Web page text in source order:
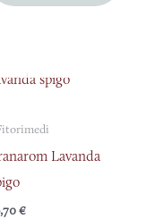
Lavanda
€